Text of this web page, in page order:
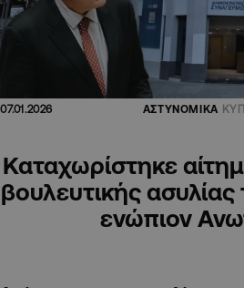
07.01.2026 ΑΣΤΥΝΟΜΙΚΑ
Καταχωρίστηκε
βουλευτικής
ενώπιον